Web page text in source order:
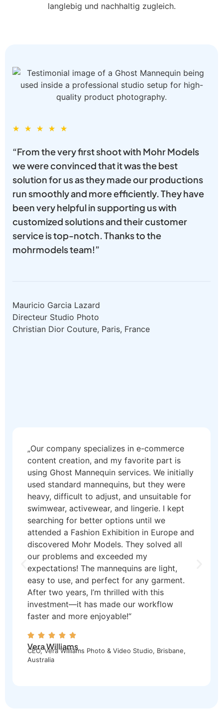
langlebig und nachhaltig zugleich.
★ ★ ★ ★ ★
“From the very first shoot with Mohr Models
we were convinced that it was the best
solution for us as they made our productions
run smoothly and more efficiently. They have
been very helpful in supporting us with
customized solutions and their customer
service is top-notch. Thanks to the
mohrmodels team!”
Mauricio Garcia Lazard
Directeur Studio Photo
Christian Dior Couture, Paris, France
„Our company specializes in e-commerce
content creation, and my favorite part is
using Ghost Mannequin services. We initially
used standard mannequins, but they were
heavy, difficult to adjust, and unsuitable for
swimwear, activewear, and lingerie. I kept
searching for better options until we
attended a Fashion Exhibition in Europe and
discovered Mohr Models. They solved all
our problems and exceeded my
expectations! The mannequins are light,
easy to use, and perfect for any garment.
After two years, I’m thrilled with this
investment—it has made our workflow
faster and more enjoyable!“
Vera Williams
CEO, Vera Williams Photo & Video Studio, Brisbane,
Australia